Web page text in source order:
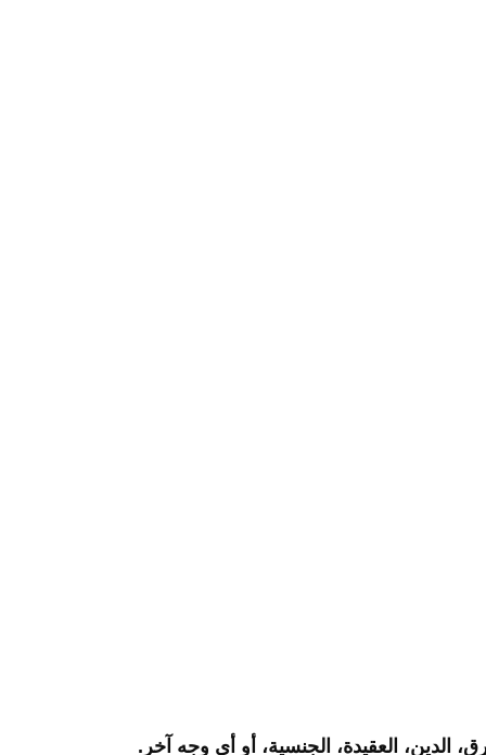
الدين، العقيدة، الجنسية، أو أي وجه آخر.